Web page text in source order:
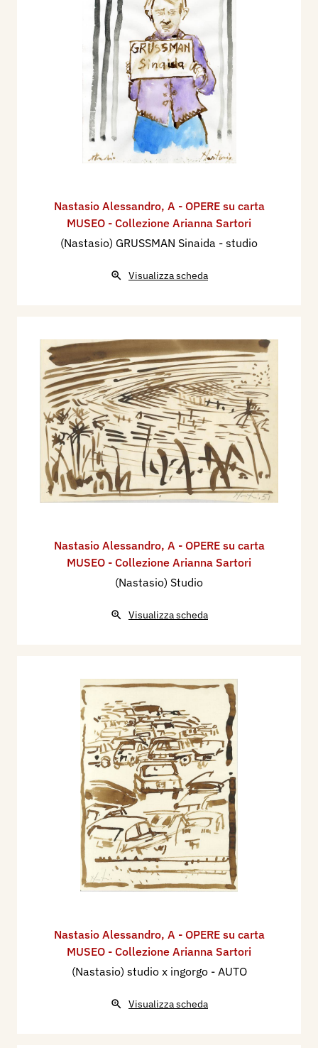
Nastasio Alessandro, A - OPERE su carta
MUSEO - Collezione Arianna Sartori
(Nastasio) GRUSSMAN Sinaida - studio
Visualizza scheda
Nastasio Alessandro, A - OPERE su carta
MUSEO - Collezione Arianna Sartori
(Nastasio) Studio
Visualizza scheda
Nastasio Alessandro, A - OPERE su carta
MUSEO - Collezione Arianna Sartori
(Nastasio) studio x ingorgo - AUTO
Visualizza scheda